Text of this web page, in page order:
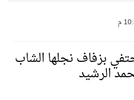
بزفاف نجلها الشاب
الرشيد